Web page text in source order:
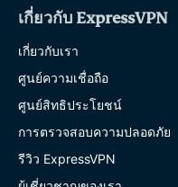
เกี่ยวกับ ExpressVPN
เกี่ยวกับเรา
ศูนย์ความเชื่อถือ
ศูนย์สิทธิประโยชน์
การตรวจสอบความปลอดภัย
รีวิว ExpressVPN